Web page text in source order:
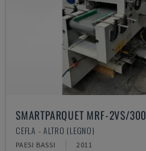
SMARTPARQUET MRF-2VS/300
CEFLA - ALTRO (LEGNO)
PAESI BASSI 2011